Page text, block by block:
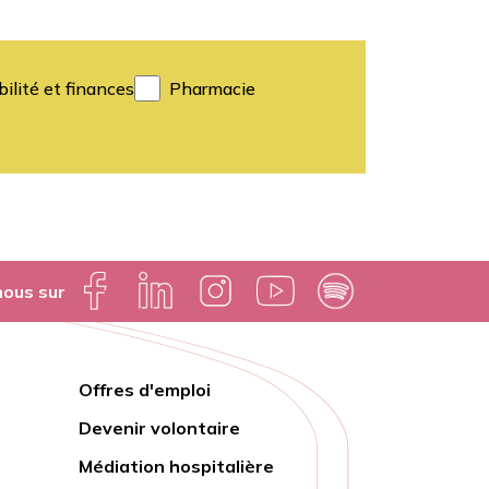
et finances
Pharmacie
sur
Lien
rapide
Offres d'emploi
Devenir volontaire
Médiation hospitalière